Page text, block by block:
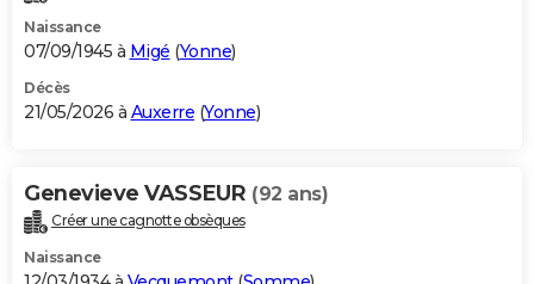
Naissance
07/09/1945 à Migé (Yonne)
Décès
21/05/2026 à Auxerre (Yonne)
Genevieve VASSEUR (92 ans)
Créer une cagnotte obsèques
Naissance